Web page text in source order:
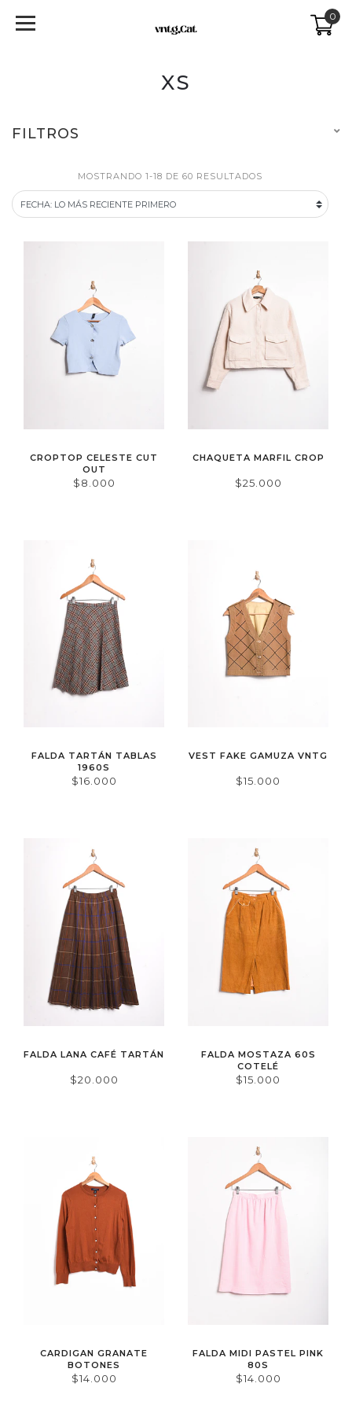
0
XS
FILTROS
MOSTRANDO 1-18 DE 60 RESULTADOS
CROPTOP CELESTE CUT
OUT
$8.000
CHAQUETA MARFIL CROP
$25.000
FALDA TARTÁN TABLAS
1960S
$16.000
VEST FAKE GAMUZA VNTG
$15.000
FALDA LANA CAFÉ TARTÁN
$20.000
FALDA MOSTAZA 60S
COTELÉ
$15.000
CARDIGAN GRANATE
BOTONES
$14.000
FALDA MIDI PASTEL PINK
80S
$14.000